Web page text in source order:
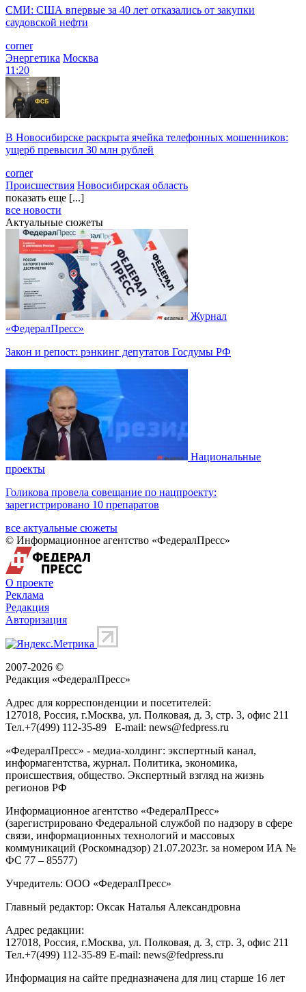
СМИ: США впервые за 40 лет отказались от закупки
саудовской нефти
corner
Энергетика Москва
11:20
В Новосибирске раскрыта ячейка телефонных мошенников:
ущерб превысил 30 млн рублей
corner
Происшествия Новосибирская область
показать еще [...]
все новости
Актуальные сюжеты
Журнал
«ФедералПресс»
Закон и репост: рэнкинг депутатов Госдумы РФ
Национальные
проекты
Голикова провела совещание по нацпроекту:
зарегистрировано 10 препаратов
все актуальные сюжеты
© Информационное агентство «ФедералПресс»
О проекте
Реклама
Редакция
Авторизация
2007-2026 ©
Редакция «ФедералПресс»
Адрес для корреспонденции и посетителей:
127018, Россия, г.Москва, ул. Полковая, д. 3, стр. 3, офис 211
Тел.+7(499) 112-35-89 E-mail: news@fedpress.ru
«ФедералПресс» - медиа-холдинг: экспертный канал,
информагентства, журнал. Политика, экономика,
происшествия, общество. Экспертный взгляд на жизнь
регионов РФ
Информационное агентство «ФедералПресс»
(зарегистрировано Федеральной службой по надзору в сфере
связи, информационных технологий и массовых
коммуникаций (Роскомнадзор) 21.07.2023г. за номером ИА №
ФС 77 – 85577)
Учредитель: ООО «ФедералПресс»
Главный редактор: Оксак Наталья Александровна
Адрес редакции:
127018, Россия, г.Москва, ул. Полковая, д. 3, стр. 3, офис 211
Тел.+7(499) 112-35-89 E-mail: news@fedpress.ru
Информация на сайте предназначена для лиц старше 16 лет